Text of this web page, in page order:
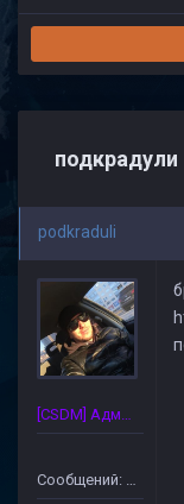
подкрадули
podkraduli
[CSDM] Администратор
Сообщений: 172